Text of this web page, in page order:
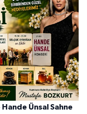
Ünsal Sahne